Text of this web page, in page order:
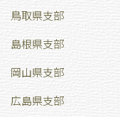
鳥取県支部
島根県支部
岡山県支部
広島県支部